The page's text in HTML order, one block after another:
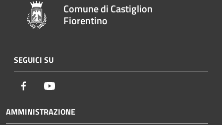
Comune di Castiglion
Fiorentino
SEGUICI SU
Facebook
AMMINISTRAZIONE